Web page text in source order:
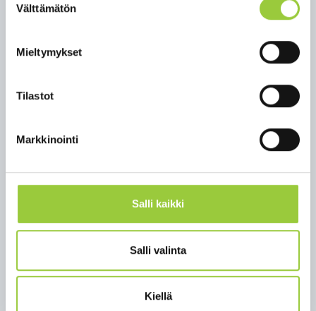
valinta
Välttämätön
Mieltymykset
Tilastot
Markkinointi
Salli kaikki
Salli valinta
Kiellä
vanhuuteen mentorointiohjelmaa.
Tai halutesasi voit kuunella webinaaria myös
omalta koneeltasi, ohjeet ja lisätiedot
Kaikkiin kolmeen webinaariin pääset osallistumaan
kuuntelemaan niitä myös Paltamon kunnantalolle.
syksynä, joten kuulemme mielellämme palautetta
Palautteen keräämisestä vastaa Tulevaisuuden
sote-keskus Kainuuseen – Helposti lähelläsi –
Järj. ja lisätiedot: Kainuun hyvinvointialue
Liikuntaneuvonta p. 044 710 1422 tai 044 710 1298